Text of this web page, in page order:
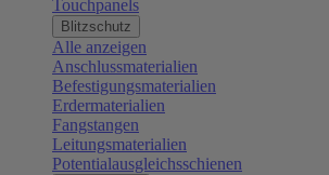
Touchpanels
Blitzschutz
Alle anzeigen
Anschlussmaterialien
Befestigungsmaterialien
Erdermaterialien
Fangstangen
Leitungsmaterialien
Potentialausgleichsschienen